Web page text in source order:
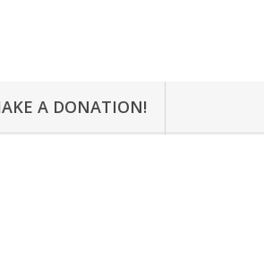
A DONATION!